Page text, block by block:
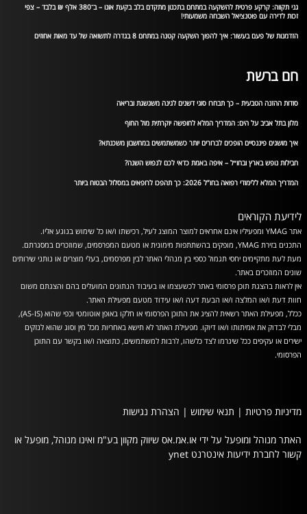
גני תקווה: קרקע פרטית להשקעה במתחם בתכנון מתקדם בלב בקעת אונו – ב־380 אלף ₪ בלבד – צפי
זכות לדירה עם פוטנציאל השבחה משמעותי!
הזדמנות של פעם בעשור: איך להפוך השקעה קטנה במתחם 8 בגדרה לתשואה של עד מאות אחוזים
חם ברשת
סודות ההזנה הטבעית – כך תבחרו סוגי דשנים לגינה משגשגת ובריאה
מלון בתל אביב על הים: המדריך המלא לחופשה יוקרתית מול החוף
איך מושגים פיננסיים הופכים לברורים יותר כשמשתמשים במחשבון משכנתא?
חבילות נופש בארץ ובחו״ל – איפה באמת כדאי לכם לנפוש השנה?
המדריך המלא ללימודי רפואה בחו”ל 2026: כך תהפכו לרופאים במסלול הבטוח ביותר
לידיעת הקוראים
אתר YMAG ומפעיליו אינם אחראים למוצר המוצג לעיל, רכישתו ו/או כל שימוש בנוגע אליו.
התכנים בזירת YMAG, מופקים בהשתתפות מימונית או מטעם המפרסמים, שמוזכרים במסגרתם.
מעת לעת מתקיימים יחסי תגמול כספי בין מנהלי האתר לבין מפרסמים, בעלי מוצרים או נותני שירותים
שונים המוזכרים באתר.
אין לראות בהצגת תוכן פרסומי באתר לכשעצמו או בעיבוד הנתונים המועלים בהם והצגתם משום
חוות דעת ו/או המלצה ו/או הבעת דעה ו/או עידוד מטעם מפעילת האתר.
ככלל, מפעילת האתר רשאית להציג את התוכן הפרסומי או חלקו באופן אוטומטי וכפי שהוא (AS-IS),
מבלי לבדוק את אמיתותו ו/או דיוקו. מפעילת האתר לא תישא באחריות מכל מין וסוג שהוא לנזקים
ישירים או עקיפים ככל שיגרמו לצד כלשהו, לרבות למשתמשים, כתוצאה ו/או בקשר עם התוכן
הפרסומי.
מדיניות פרטיות | תנאי שימוש | הצהרת נגישות
האתר מנוהל ומופעל על ידי או.אמ.אס שיווק מקוון בע"מ ואינו מנוהל, מופעל או
קשור לחברת ידיעות אינטרנט ynet